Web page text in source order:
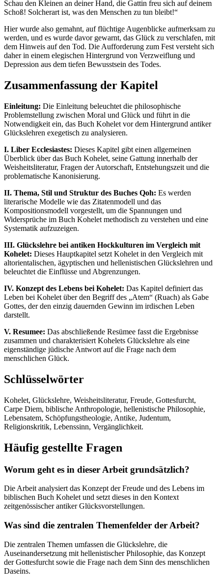
Schau den Kleinen an deiner Hand, die Gattin freu sich auf deinem
Schoß! Solcherart ist, was den Menschen zu tun bleibt!“
Hier wurde also gemahnt, auf flüchtige Augenblicke aufmerksam zu
werden, und es wurde davor gewarnt, das Glück zu verschlafen, mit
dem Hinweis auf den Tod. Die Aufforderung zum Fest versteht sich
daher in einem elegischen Hintergrund von Verzweiflung und
Depression aus dem tiefen Bewusstsein des Todes.
Zusammenfassung der Kapitel
Einleitung: Die Einleitung beleuchtet die philosophische
Problemstellung zwischen Moral und Glück und führt in die
Notwendigkeit ein, das Buch Kohelet vor dem Hintergrund antiker
Glückslehren exegetisch zu analysieren.
I. Liber Ecclesiastes: Dieses Kapitel gibt einen allgemeinen
Überblick über das Buch Kohelet, seine Gattung innerhalb der
Weisheitsliteratur, Fragen der Autorschaft, Entstehungszeit und die
problematische Kanonisierung.
II. Thema, Stil und Struktur des Buches Qoh: Es werden
literarische Modelle wie das Zitatenmodell und das
Kompositionsmodell vorgestellt, um die Spannungen und
Widersprüche im Buch Kohelet methodisch zu verstehen und eine
Systematik aufzuzeigen.
III. Glückslehre bei antiken Hockkulturen im Vergleich mit
Kohelet: Dieses Hauptkapitel setzt Kohelet in den Vergleich mit
altorientalischen, ägyptischen und hellenistischen Glückslehren und
beleuchtet die Einflüsse und Abgrenzungen.
IV. Konzept des Lebens bei Kohelet: Das Kapitel definiert das
Leben bei Kohelet über den Begriff des „Atem“ (Ruach) als Gabe
Gottes, der den einzig dauernden Gewinn im irdischen Leben
darstellt.
V. Resumee: Das abschließende Resümee fasst die Ergebnisse
zusammen und charakterisiert Kohelets Glückslehre als eine
eigenständige jüdische Antwort auf die Frage nach dem
menschlichen Glück.
Schlüsselwörter
Kohelet, Glückslehre, Weisheitsliteratur, Freude, Gottesfurcht,
Carpe Diem, biblische Anthropologie, hellenistische Philosophie,
Lebensatem, Schöpfungstheologie, Antike, Judentum,
Religionskritik, Lebenssinn, Vergänglichkeit.
Häufig gestellte Fragen
Worum geht es in dieser Arbeit grundsätzlich?
Die Arbeit analysiert das Konzept der Freude und des Lebens im
biblischen Buch Kohelet und setzt dieses in den Kontext
zeitgenössischer antiker Glücksvorstellungen.
Was sind die zentralen Themenfelder der Arbeit?
Die zentralen Themen umfassen die Glückslehre, die
Auseinandersetzung mit hellenistischer Philosophie, das Konzept
der Gottesfurcht sowie die Frage nach dem Sinn des menschlichen
Daseins.